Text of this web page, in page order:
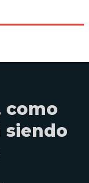
como
siendo